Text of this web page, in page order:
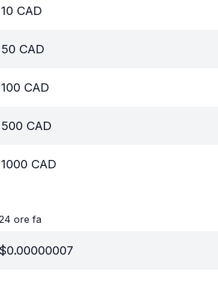
10 CAD
50 CAD
100 CAD
500 CAD
1000 CAD
ore fa
$0.00000007